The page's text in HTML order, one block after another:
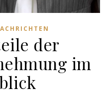
der
im